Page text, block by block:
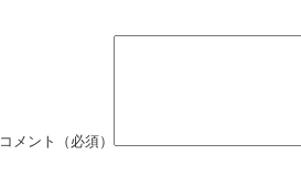
コメント（必須）